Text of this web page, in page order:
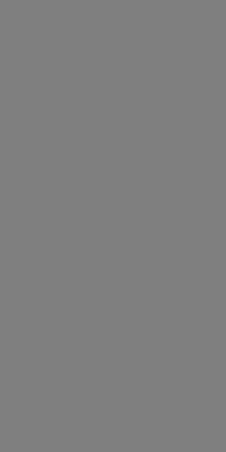
całą konstrukcję budynku, jego
obejmuje on następujące
czyli fundamenty, ściany
i konstrukcyjnym.
elektryczna (z wydzielonymi
ogrzewania (rury, grzejniki,
mechanicznej (rekuperator wraz z
teletechniczne (RTV, Internet).
a także brama garażowa jeżeli
która zapobiega utracie ciepła
się wody i wilgoci.
celu ich wygładzenia i
poddasza do dalszego